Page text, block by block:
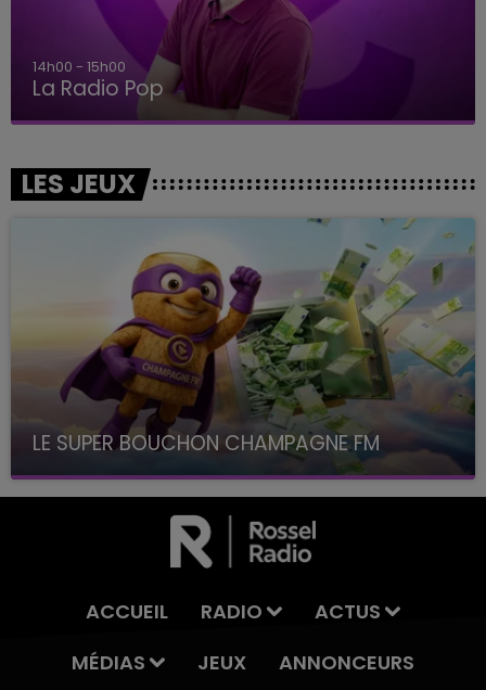
14h00 - 15h00
La Radio Pop
LES JEUX
LE SUPER BOUCHON CHAMPAGNE FM
avec La Famille Champagne FM, à 8H10
ACCUEIL RADIO
ACTUS
MÉDIAS
JEUX ANNONCEURS